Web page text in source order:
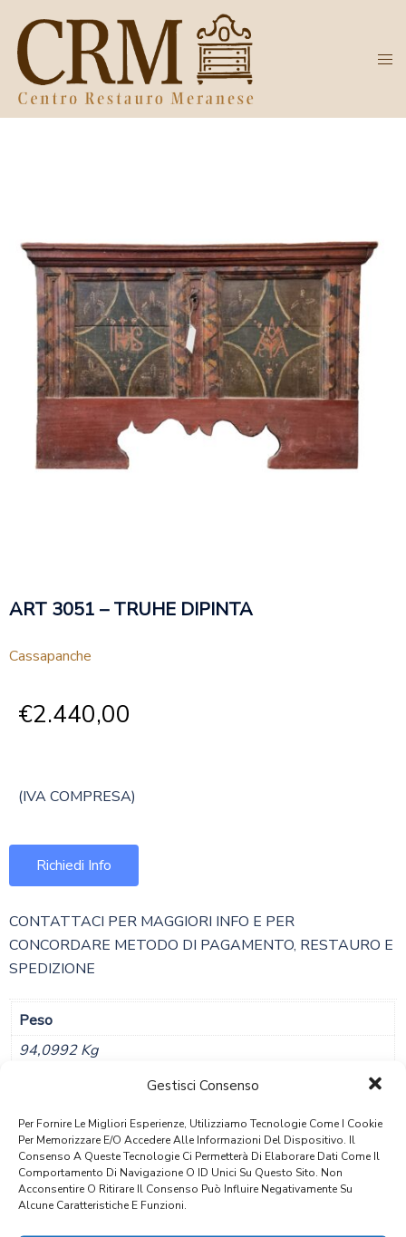
Gestisci Consenso
Per Fornire Le Migliori Esperienze, Utilizziamo Tecnologie Come I Cookie
Per Memorizzare E/o Accedere Alle Informazioni Del Dispositivo. Il
Consenso A Queste Tecnologie Ci Permetterà Di Elaborare Dati Come Il
Comportamento Di Navigazione O ID Unici Su Questo Sito. Non
Acconsentire O Ritirare Il Consenso Può Influire Negativamente Su
Alcune Caratteristiche E Funzioni.
ART 3051 – TRUHE DIPINTA
Cassapanche
€2.440,00
(IVA COMPRESA)
Richiedi Info
CONTATTACI PER MAGGIORI INFO E PER
CONCORDARE METODO DI PAGAMENTO, RESTAURO E
SPEDIZIONE
Peso
94,0992 Kg
116 × 52 × 78 Cm
PRODOTTI CORRELATI